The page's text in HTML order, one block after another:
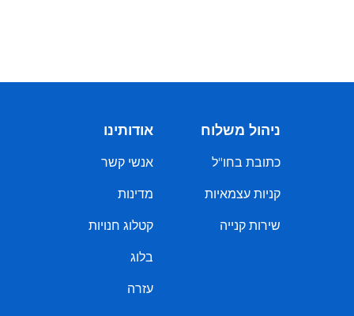
ניהול משלוח
כתובת בחו"ל
קניות עצמאיות
שירות קנייה
אודותינו
אנשי קשר
מדינות
קטלוג חנויות
בלוג
עזרה